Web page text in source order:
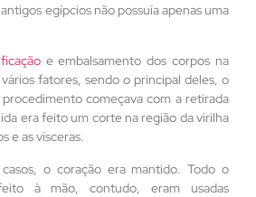
egípcios não possuía apenas uma
e embalsamento dos corpos na
fatores, sendo o principal deles, o
começava com a retirada
era feito um corte na região da virilha
e as vísceras.
o coração era mantido. Todo o
à mão, contudo, eram usadas